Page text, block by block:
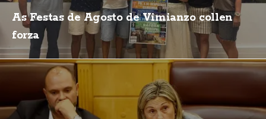
As Festas de Agosto de Vimianzo collen
forza